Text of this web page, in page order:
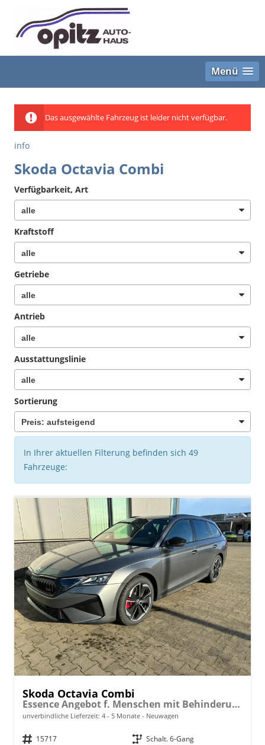
Menü
Das ausgewählte Fahrzeug ist leider nicht verfügbar.
info
Skoda Octavia Combi
Verfügbarkeit, Art
Kraftstoff
Getriebe
Antrieb
Ausstattungslinie
Sortierung
In Ihrer aktuellen Filterung befinden sich 49
Fahrzeuge:
Skoda Octavia Combi
Essence Angebot f. Menschen mit Behinderung ab 50 %! 1.5 TSI 115PS, 2-Zonen-Climatronic, Parksensoren hinten, Radio 10"/Bluetooth/DAB, Tempomat, LED-Scheinwerfer, M-Lederlenkrad, Dachreling, 8x Airbags
unverbindliche Lieferzeit: 4 - 5 Monate Neuwagen
Fahrzeugnr. 15717 Getriebe Schalt. 6-Gang